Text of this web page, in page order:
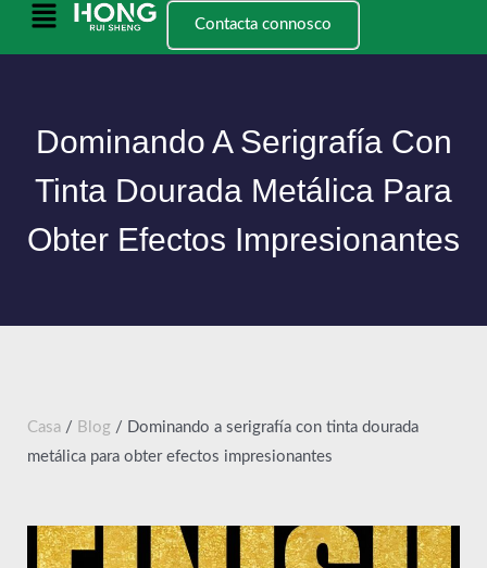
Menú
Contacta connosco
Dominando A Serigrafía Con
Tinta Dourada Metálica Para
Obter Efectos Impresionantes
Casa / Blog / Dominando a serigrafía con tinta dourada
metálica para obter efectos impresionantes